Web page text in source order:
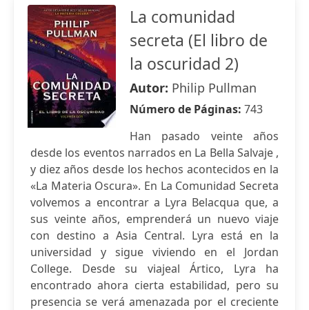
La comunidad
secreta (El libro de
la oscuridad 2)
Autor: Philip Pullman
Número de Páginas: 743
Han pasado veinte años
desde los eventos narrados en La Bella Salvaje ,
y diez años desde los hechos acontecidos en la
«La Materia Oscura». En La Comunidad Secreta
volvemos a encontrar a Lyra Belacqua que, a
sus veinte años, emprenderá un nuevo viaje
con destino a Asia Central. Lyra está en la
universidad y sigue viviendo en el Jordan
College. Desde su viajeal Ártico, Lyra ha
encontrado ahora cierta estabilidad, pero su
presencia se verá amenazada por el creciente